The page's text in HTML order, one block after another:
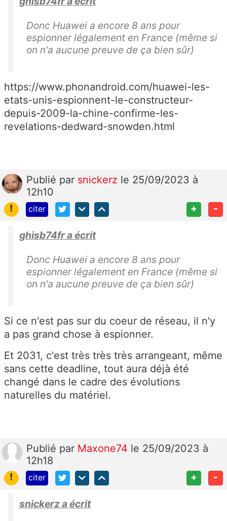
Donc Huawei a encore 8 ans pour
espionner légalement en France (même si
on n'a aucune preuve de ça bien sûr)
https://www.phonandroid.com/huawei-les-
etats-unis-espionnent-le-constructeur-
depuis-2009-la-chine-confirme-les-
revelations-dedward-snowden.html
Publié par snickerz le 25/09/2023 à
12h10
!
citer + -
ghisb74fr a écrit
Donc Huawei a encore 8 ans pour
espionner légalement en France (même si
on n'a aucune preuve de ça bien sûr)
Si ce n'est pas sur du coeur de réseau, il n'y
a pas grand chose à espionner.
Et 2031, c'est très très très arrangeant, même
sans cette deadline, tout aura déjà été
changé dans le cadre des évolutions
naturelles du matériel.
Publié par Maxone74 le 25/09/2023 à
12h18
!
citer + -
snickerz a écrit